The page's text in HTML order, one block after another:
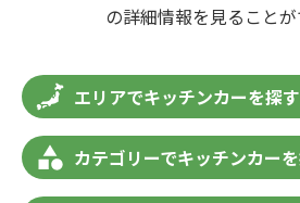
の詳細情報を見ることが
エリアでキッチンカーを探す
カテゴリーでキッチンカー